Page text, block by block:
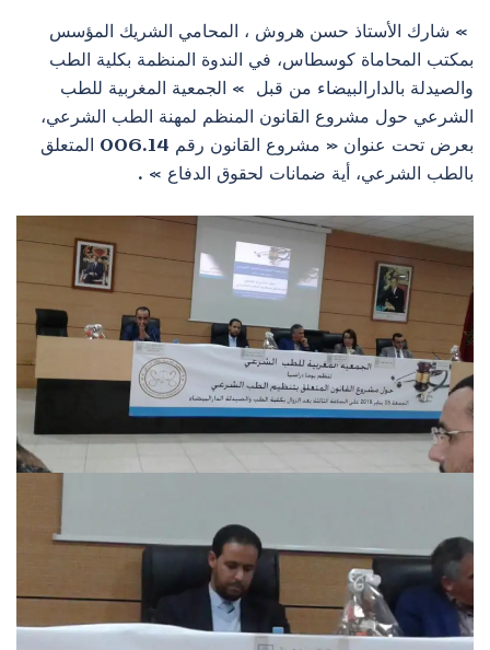
» شارك الأستاذ حسن هروش ، المحامي الشريك المؤسس
بمكتب المحاماة كوسطاس، في الندوة المنظمة بكلية الطب
والصيدلة بالدارالبيضاء من قبل » الجمعية المغربية للطب
الشرعي حول مشروع القانون المنظم لمهنة الطب الشرعي،
بعرض تحت عنوان « مشروع القانون رقم 006.14 المتعلق
بالطب الشرعي، أية ضمانات لحقوق الدفاع » .